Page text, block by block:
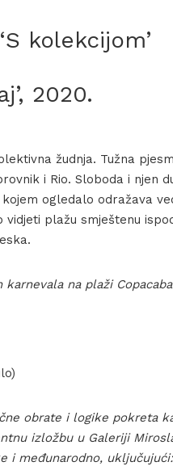
kolekcijom’
2020.
žudnja. Tužna
i Rio. Sloboda i njen
ogledalo odražava
vidjeti plažu smještenu
na plaži
obrate i logike pokreta
izložbu u Galeriji
i međunarodno,